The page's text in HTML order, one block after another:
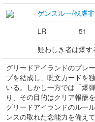
ゲンスルー/残虐
LR
51
疑わしき者は爆す
グリードアイランドのプレ
プを結成し、呪文カードを
いる。しかし一方では「爆
り、その目的はクリア報酬
グリードアイランドのルー
ンスの取れた念能力を備え